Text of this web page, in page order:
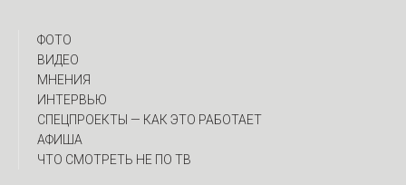
ФОТО
ВИДЕО
МНЕНИЯ
ИНТЕРВЬЮ
CПЕЦПРОЕКТЫ — КАК ЭТО РАБОТАЕТ
АФИША
ЧТО СМОТРЕТЬ НЕ ПО ТВ